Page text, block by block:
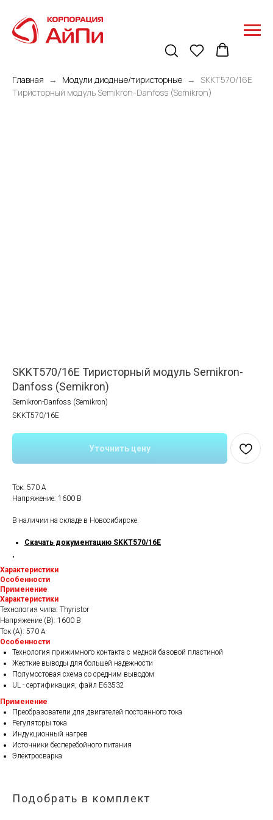
Главная Модули диодные/тиристорные
SKKT570/16E
Тиристорный модуль Semikron-Danfoss (Semikron)
SKKT570/16E Тиристорный модуль Semikron-
Danfoss (Semikron)
Semikron-Danfoss (Semikron)
SKKT570/16E
Уточнить цену
Ток: 570 A
Напряжение: 1600 В
В наличии на складе в Новосибирске.
Скачать документацию SKKT570/16E
"
Характеристики
Особенности
Применение
Характеристики
Технология чипа: Thyristor
Напряжение (В): 1600 В
Ток (А): 570 A
Особенности
Технология прижимного контакта с медной базовой пластиной
Жесткие выводы для большей надежности
Полумостовая схема со средним выводом
UL - сертификация, файл E63532
Применение
Преобразователи для двигателей постоянного тока
Регуляторы тока
Индукционный нагрев
Источники бесперебойного питания
Электросварка
Подобрать в комплект